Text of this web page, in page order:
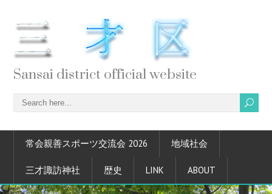
Sansai district official website
常会親善スポーツ交流会 2026 地域社会
三才諏訪神社 歴史 LINK ABOUT